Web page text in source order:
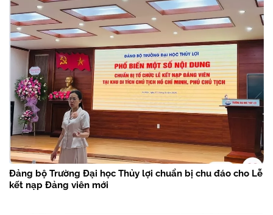
Đảng bộ Trường Đại học Thủy lợi chuẩn bị chu đáo cho Lễ
kết nạp Đảng viên mới